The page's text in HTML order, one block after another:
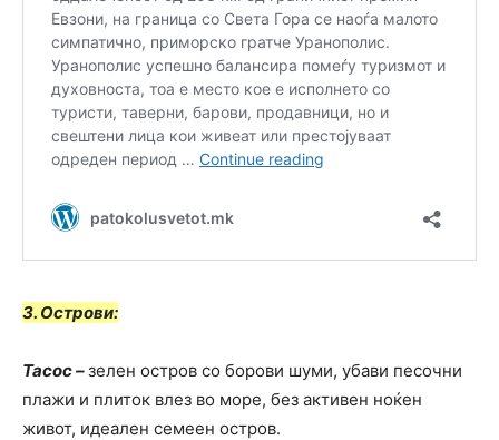
3. Острови:
Тасос –зелен остров со борови шуми, убави песочни
плажи и плиток влез во море, без активен ноќен
живот, идеален семеен остров.